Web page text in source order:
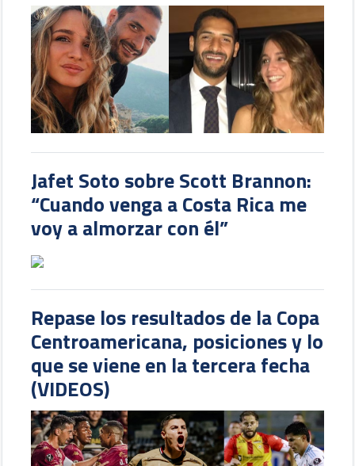
Jafet Soto sobre Scott Brannon:
“Cuando venga a Costa Rica me
voy a almorzar con él”
Repase los resultados de la Copa
Centroamericana, posiciones y lo
que se viene en la tercera fecha
(VIDEOS)